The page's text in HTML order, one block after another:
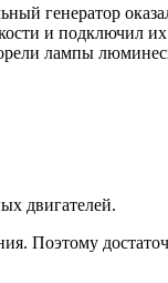
генератор
и подключил
лампы
двигателей.
Поэтому